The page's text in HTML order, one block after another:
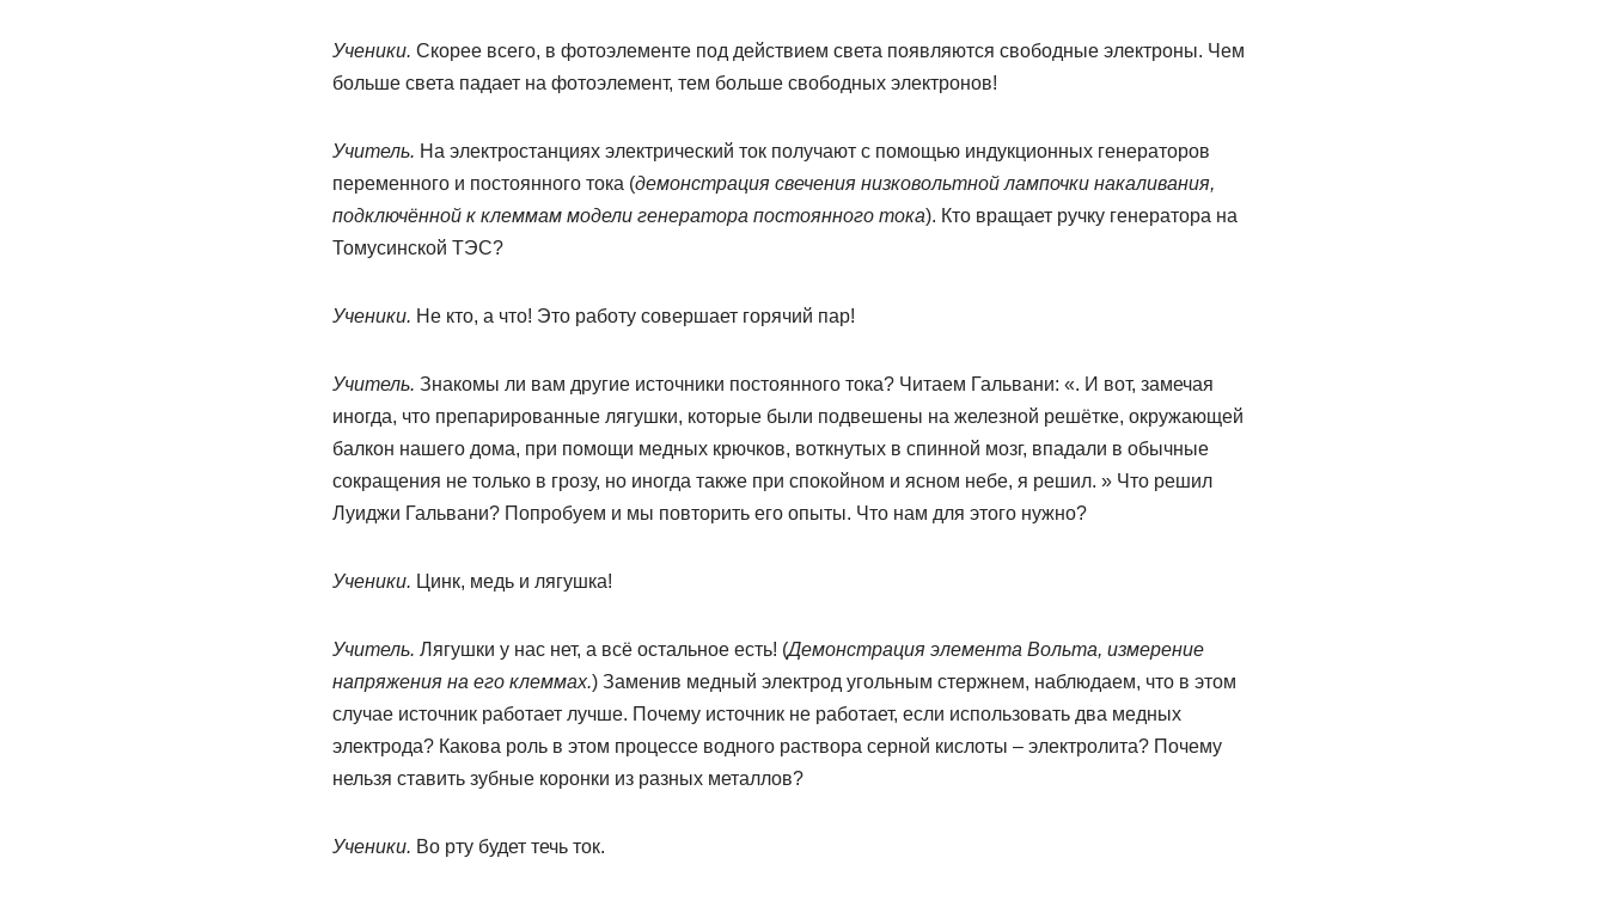
Ученики. Скорее всего, в фотоэлементе под действием света появляются свободные электроны. Чем
больше света падает на фотоэлемент, тем больше свободных электронов!
Учитель. На электростанциях электрический ток получают с помощью индукционных генераторов
переменного и постоянного тока (демонстрация свечения низковольтной лампочки накаливания,
подключённой к клеммам модели генератора постоянного тока). Кто вращает ручку генератора на
Томусинской ТЭС?
Ученики. Не кто, а что! Это работу совершает горячий пар!
Учитель. Знакомы ли вам другие источники постоянного тока? Читаем Гальвани: «. И вот, замечая
иногда, что препарированные лягушки, которые были подвешены на железной решётке, окружающей
балкон нашего дома, при помощи медных крючков, воткнутых в спинной мозг, впадали в обычные
сокращения не только в грозу, но иногда также при спокойном и ясном небе, я решил. » Что решил
Луиджи Гальвани? Попробуем и мы повторить его опыты. Что нам для этого нужно?
Ученики. Цинк, медь и лягушка!
Учитель. Лягушки у нас нет, а всё остальное есть! (Демонстрация элемента Вольта, измерение
напряжения на его клеммах.) Заменив медный электрод угольным стержнем, наблюдаем, что в этом
случае источник работает лучше. Почему источник не работает, если использовать два медных
электрода? Какова роль в этом процессе водного раствора серной кислоты – электролита? Почему
нельзя ставить зубные коронки из разных металлов?
Ученики. Во рту будет течь ток.